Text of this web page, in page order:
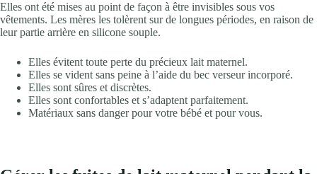
Elles ont été mises au point de façon à être invisibles sous vos
vêtements. Les mères les tolèrent sur de longues périodes, en raison de
leur partie arrière en silicone souple.
Elles évitent toute perte du précieux lait maternel.
Elles se vident sans peine à l’aide du bec verseur incorporé.
Elles sont sûres et discrètes.
Elles sont confortables et s’adaptent parfaitement.
Matériaux sans danger pour votre bébé et pour vous.